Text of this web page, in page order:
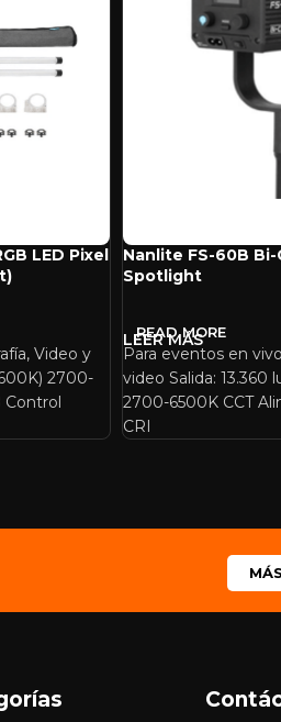
LED Pixel
Video y
2700-
Control
Nanlite FS-60B
Spotlight
READ MORE
Para eventos en
video Salida: 13.360
2700-6500K CCT
CRI